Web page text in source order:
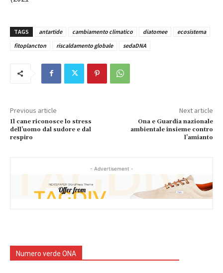
TAGS antartide cambiamento climatico diatomee
ecosistema
fitoplancton
riscaldamento globale sedaDNA
Previous article
Il cane riconosce lo stress
dell’uomo dal sudore e dal
respiro
Next article
Ona e Guardia nazionale
ambientale insieme contro
l’amianto
- Advertisement -
Numero verde ONA